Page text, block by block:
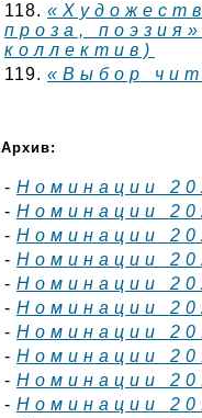
118.
проза,
коллектив)
119. «Выбор
Архив:
- Номинации
- Номинации
- Номинации
- Номинации
- Номинации
- Номинации
- Номинации
- Номинации
- Номинации
- Номинации